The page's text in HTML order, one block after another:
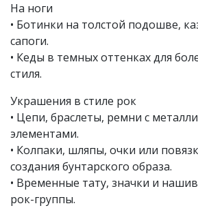
На ноги
• Ботинки на толстой подошве,
сапоги.
• Кеды в темных оттенках для
стиля.
Украшения в стиле рок
• Цепи, браслеты, ремни с
элементами.
• Колпаки, шляпы, очки или
создания бунтарского образа.
• Временные тату, значки и
рок-группы.